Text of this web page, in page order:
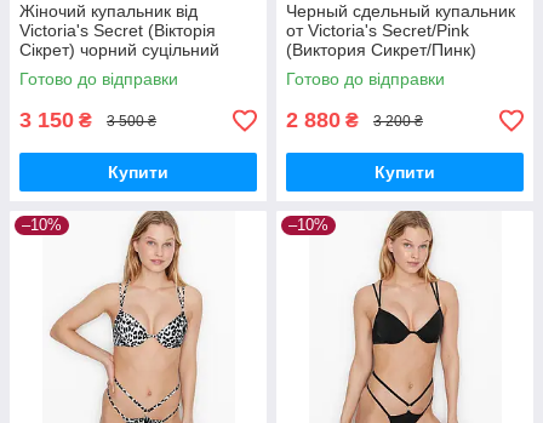
Жіночий купальник від
Victoria's Secret (Вікторія
Сікрет) чорний суцільний
купальник, оригінал Розмір M
Готово до відправки
3 150 ₴ 3 500 ₴
Купити
Черный сдельный купальник
от Victoria's Secret/Pink
(Виктория Сикрет/Пинк)
совместный купальник,
оригинал Размер S
Готово до відправки
2 880 ₴ 3 200 ₴
Купити
–10% –10%